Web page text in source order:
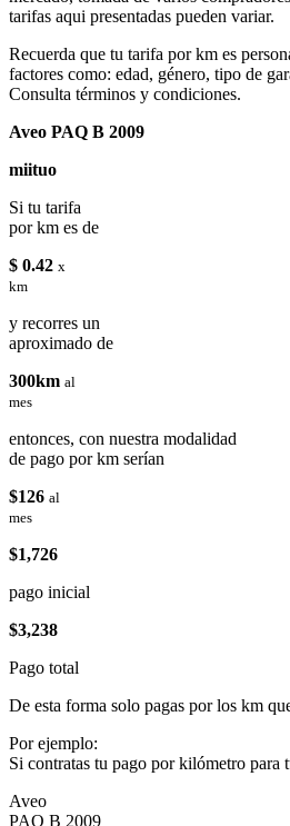
tarifas aqui presentadas pueden variar.
Recuerda que tu tarifa por km es
factores como: edad, género, tipo de
Consulta términos y condiciones.
Aveo PAQ B 2009
miituo
Si tu tarifa
por km es de
$ 0.42 x
km
y recorres un
aproximado de
300km al
mes
entonces, con nuestra modalidad
de pago por km serían
$126 al
mes
$1,726
pago inicial
$3,238
Pago total
De esta forma solo pagas por los km
Por ejemplo:
Si contratas tu pago por kilómetro para
Aveo
PAQ B 2009